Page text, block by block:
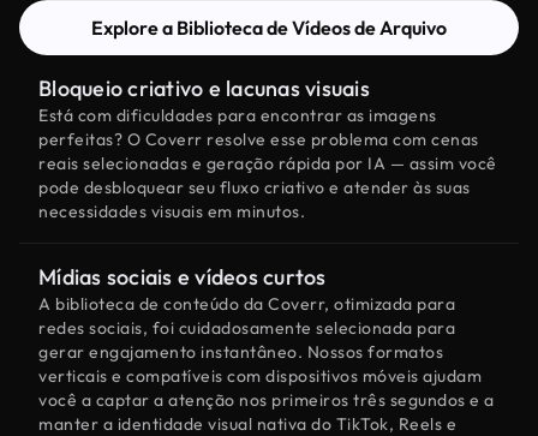
Explore a Biblioteca de Vídeos de Arquivo
Bloqueio criativo e lacunas visuais
Está com dificuldades para encontrar as imagens
perfeitas? O Coverr resolve esse problema com cenas
reais selecionadas e geração rápida por IA — assim você
pode desbloquear seu fluxo criativo e atender às suas
necessidades visuais em minutos.
Mídias sociais e vídeos curtos
A biblioteca de conteúdo da Coverr, otimizada para
redes sociais, foi cuidadosamente selecionada para
gerar engajamento instantâneo. Nossos formatos
verticais e compatíveis com dispositivos móveis ajudam
você a captar a atenção nos primeiros três segundos e a
manter a identidade visual nativa do TikTok, Reels e